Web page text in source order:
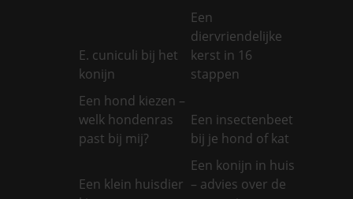
E. cuniculi bij het
konijn
Een
diervriendelijke
kerst in 16
stappen
Een hond kiezen –
welk hondenras
past bij mij?
Een insectenbeet
bij je hond of kat
Een klein huisdier
Een konijn in huis
– advies over de